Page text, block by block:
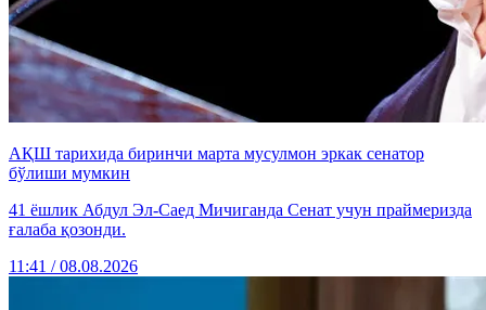
АҚШ тарихида биринчи марта мусулмон эркак сенатор
бўлиши мумкин
41 ёшлик Абдул Эл-Саед Мичиганда Сенат учун праймеризда
ғалаба қозонди.
11:41 / 08.08.2026